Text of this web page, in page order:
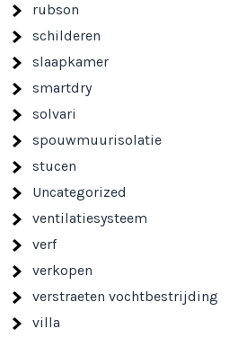
rubson
schilderen
slaapkamer
smartdry
solvari
spouwmuurisolatie
stucen
Uncategorized
ventilatiesysteem
verf
verkopen
verstraeten vochtbestrijding
villa